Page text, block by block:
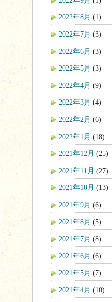
2022年8月 (1)
2022年7月 (3)
2022年6月 (3)
2022年5月 (3)
2022年4月 (9)
2022年3月 (4)
2022年2月 (6)
2022年1月 (18)
2021年12月 (25)
2021年11月 (27)
2021年10月 (13)
2021年9月 (6)
2021年8月 (5)
2021年7月 (8)
2021年6月 (6)
2021年5月 (7)
2021年4月 (10)